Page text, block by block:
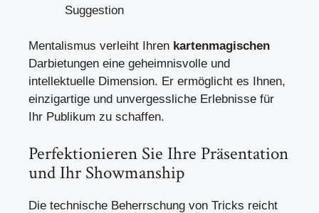
Suggestion
Mentalismus verleiht Ihren kartenmagischen
Darbietungen eine geheimnisvolle und
intellektuelle Dimension. Er ermöglicht es Ihnen,
einzigartige und unvergessliche Erlebnisse für
Ihr Publikum zu schaffen.
Perfektionieren Sie Ihre Präsentation
und Ihr Showmanship
Die technische Beherrschung von Tricks reicht